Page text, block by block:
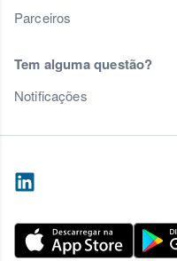
Parceiros
Tem alguma questão?
Notificações